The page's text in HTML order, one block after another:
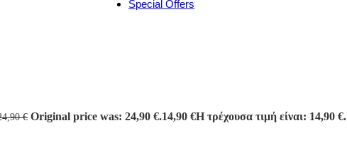
Special Offers
€ Original price was: 24,90 €.14,90 €Η τρέχουσα τιμή είναι: 14,90 €.